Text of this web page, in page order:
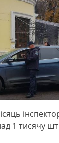
1 тисячу